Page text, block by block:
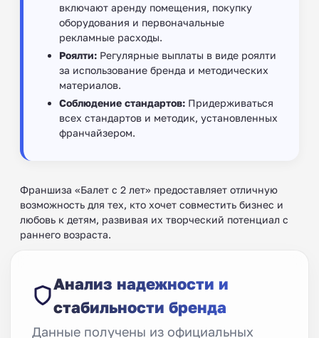
включают аренду помещения, покупку
оборудования и первоначальные
рекламные расходы.
Роялти: Регулярные выплаты в виде роялти
за использование бренда и методических
материалов.
Соблюдение стандартов: Придерживаться
всех стандартов и методик, установленных
франчайзером.
Франшиза «Балет с 2 лет» предоставляет отличную
возможность для тех, кто хочет совместить бизнес и
любовь к детям, развивая их творческий потенциал с
раннего возраста.
Анализ надежности и
стабильности бренда
Данные получены из официальных